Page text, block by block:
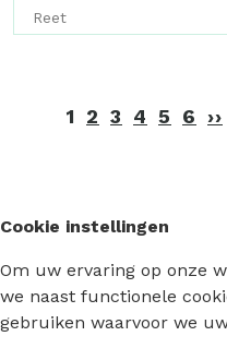
Reet
Paginering
1 2 3 4 5 6 ››
Cookie instellingen
Om uw ervaring op onze
we naast functionele
gebruiken waarvoor we